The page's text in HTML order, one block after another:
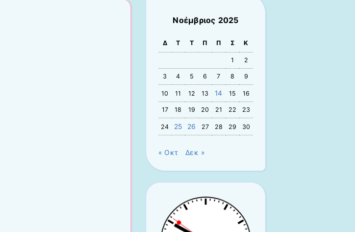
Νοέμβριος 2025
Δ Τ Τ Π Π Σ Κ
1 2
3 4 5 6 7 8 9
10 11 12 13 14 15 16
17 18 19 20 21 22 23
24 25 26 27 28 29 30
« Οκτ Δεκ »